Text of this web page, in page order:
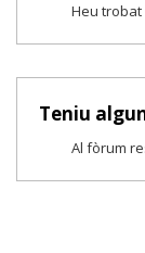
Heu trobat
Teniu
Al fòrum